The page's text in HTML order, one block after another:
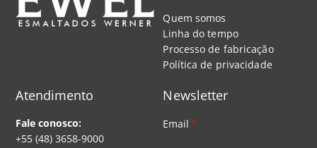
Quem somos
Linha do tempo
Processo de fabricação
Política de privacidade
Atendimento
Fale conosco:
+55 (48) 3658-9000
Newsletter
Email*